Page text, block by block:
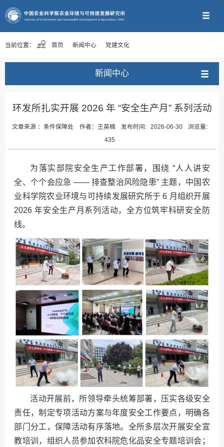
当前位置： 首页 新闻中心 党建文化
新闻中心
环发所扎实开展 2026 年 “安全生产月” 系列活动
文章来源 ：条件保障处 作者： 王英楠 发布时间: 2026-06-30
浏览量:
435
为落实部院安全生产工作部署，围绕 “人人讲安
全、个个会应急 —— 排查整治风险隐患” 主题，中国农
业科学院农业环境与可持续发展研究所于 6 月组织开展
2026 年安全生产月系列活动，全方位筑牢科研安全防
线。
活动开展前，所领导牵头统筹部署，压实各级安全
责任，制定专项活动方案与年度安全工作要点，明确各
部门分工，保障活动有序落地。全所多层次开展安全宣
教培训，组织人员参加农科院危化品安全专题培训会；